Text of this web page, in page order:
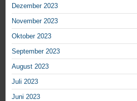
Dezember 2023
November 2023
Oktober 2023
September 2023
August 2023
Juli 2023
Juni 2023